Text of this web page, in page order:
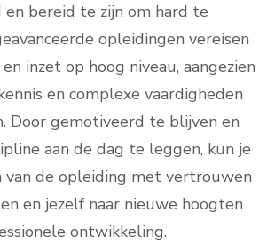
en bereid te zijn om hard te
opleidingen vereisen
inzet op hoog niveau, aangezien
en complexe vaardigheden
Door gemotiveerd te blijven en
aan de dag te leggen, kun je
van de opleiding met vertrouwen
en jezelf naar nieuwe hoogten
ontwikkeling.